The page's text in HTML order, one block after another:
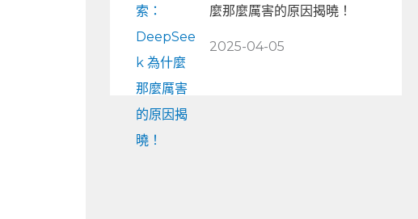
麼那麼厲害的原因揭曉！
2025-04-05